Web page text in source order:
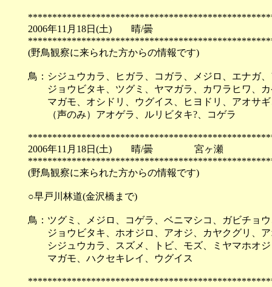
2006年11月18日(土) 晴/曇
(野鳥観察に来られた方からの情報です)
鳥：シジュウカラ、ヒガラ、コガラ、メジロ、エナガ
ジョウビタキ、ツグミ、ヤマガラ、カワラヒワ、カ
マガモ、オシドリ、ウグイス、ヒヨドリ、アオサギ
（声のみ）アオゲラ、ルリビタキ?、コゲラ
2006年11月18日(土) 晴/曇 宮ヶ瀬
(野鳥観察に来られた方からの情報です)
○早戸川林道(金沢橋まで)
鳥：ツグミ、メジロ、コゲラ、ベニマシコ、ガビチョ
ジョウビタキ、ホオジロ、アオジ、カヤクグリ、ア
シジュウカラ、スズメ、トビ、モズ、ミヤマホオジ
マガモ、ハクセキレイ、ウグイス